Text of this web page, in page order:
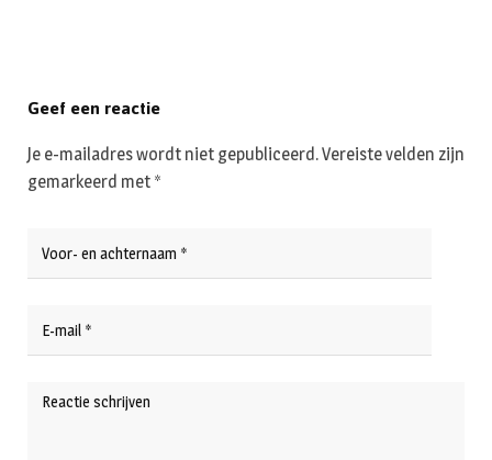
Geef een reactie
Je e-mailadres wordt niet gepubliceerd.Vereiste velden zijn
gemarkeerd met *